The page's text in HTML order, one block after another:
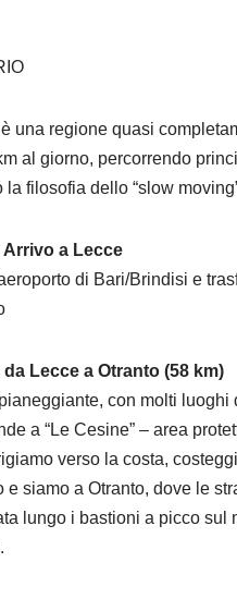
è una regione quasi
al giorno, percorrendo
la filosofia dello “slow
Arrivo a Lecce
di Bari/Brindisi e
Lecce a Otranto (58 km)
con molti
a “Le Cesine” – area
verso la costa,
e siamo a Otranto, dove le
lungo i bastioni a picco sul